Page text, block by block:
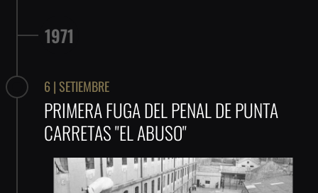
1971
6 | SETIEMBRE
PRIMERA FUGA DEL PENAL DE PUNTA
CARRETAS "EL ABUSO"